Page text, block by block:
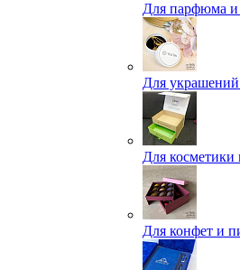
Для парфюма и
Для
Для косметики
Для конфет и